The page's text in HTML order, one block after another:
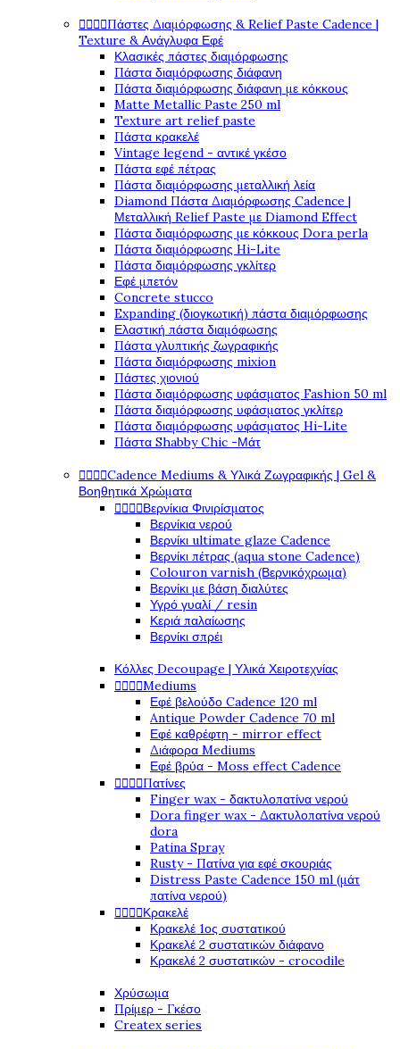
Πάστες Διαμόρφωσης & Relief Paste Cadence |
Texture & Ανάγλυφα Εφέ
Κλασικές πάστες διαμόρφωσης
Πάστα διαμόρφωσης διάφανη
Πάστα διαμόρφωσης διάφανη με κόκκους
Matte Metallic Paste 250 ml
Texture art relief paste
Πάστα κρακελέ
Vintage legend - αντικέ γκέσο
Πάστα εφέ πέτρας
Πάστα διαμόρφωσης μεταλλική λεία
Diamond Πάστα Διαμόρφωσης Cadence |
Μεταλλική Relief Paste με Diamond Effect
Πάστα διαμόρφωσης με κόκκους Dora perla
Πάστα διαμόρφωσης Hi-Lite
Πάστα διαμόρφωσης γκλίτερ
Εφέ μπετόν
Concrete stucco
Expanding (διογκωτική) πάστα διαμόρφωσης
Ελαστική πάστα διαμόφωσης
Πάστα γλυπτικής ζωγραφικής
Πάστα διαμόρφωσης mixion
Πάστες χιονιού
Πάστα διαμόρφωσης υφάσματος Fashion 50 ml
Πάστα διαμόρφωσης υφάσματος γκλίτερ
Πάστα διαμόρφωσης υφάσματος Hi-Lite
Πάστα Shabby Chic -Μάτ
Cadence Mediums & Υλικά Ζωγραφικής | Gel &
Βοηθητικά Χρώματα
Βερνίκια Φινιρίσματος
Βερνίκια νερού
Βερνίκι ultimate glaze Cadence
Βερνίκι πέτρας (aqua stone Cadence)
Colouron varnish (Βερνικόχρωμα)
Βερνίκι με βάση διαλύτες
Υγρό γυαλί / resin
Κεριά παλαίωσης
Βερνίκι σπρέι
Κόλλες Decoupage | Υλικά Χειροτεχνίας
Mediums
Εφέ βελούδο Cadence 120 ml
Antique Powder Cadence 70 ml
Εφέ καθρέφτη - mirror effect
Διάφορα Mediums
Εφέ βρύα - Moss effect Cadence
Πατίνες
Finger wax - δακτυλοπατίνα νερού
Dora finger wax - Δακτυλοπατίνα νερού
dora
Patina Spray
Rusty - Πατίνα για εφέ σκουριάς
Distress Paste Cadence 150 ml (μάτ
πατίνα νερού)
Κρακελέ
Κρακελέ 1ος συστατικού
Κρακελέ 2 συστατικών διάφανο
Κρακελέ 2 συστατικών - crocodile
Χρύσωμα
Πρίμερ - Γκέσο
Createx series